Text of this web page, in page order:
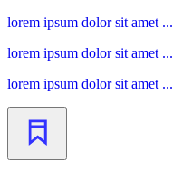
lorem ipsum dolor sit amet ...
lorem ipsum dolor sit amet ...
lorem ipsum dolor sit amet ...